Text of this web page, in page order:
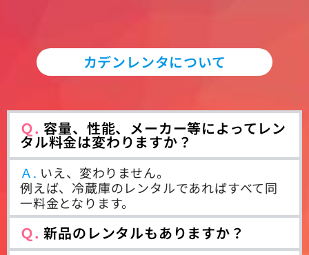
カデンレンタについて
Ｑ. 容量、性能、メーカー等によってレン
タル料金は変わりますか？
Ａ. いえ、変わりません。
例えば、冷蔵庫のレンタルであればすべて同
一料金となります。
Ｑ. 新品のレンタルもありますか？